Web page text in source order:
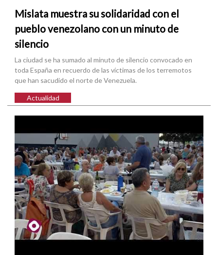
Mislata muestra su solidaridad con el
pueblo venezolano con un minuto de
silencio
La ciudad se ha sumado al minuto de silencio convocado en
toda España en recuerdo de las víctimas de los terremotos
que han sacudido el norte de Venezuela.
Actualidad